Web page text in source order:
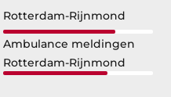
Rotterdam-Rijnmond
Ambulance meldingen
Rotterdam-Rijnmond